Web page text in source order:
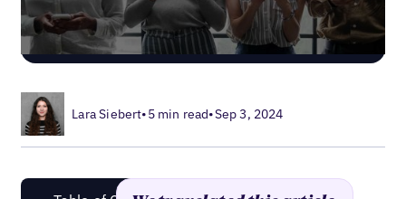
Lara Siebert•5 min read•Sep 3, 2024